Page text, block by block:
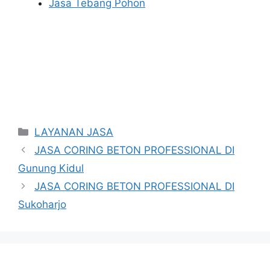
Jasa Tebang Pohon
Categories
LAYANAN JASA
JASA CORING BETON PROFESSIONAL DI
Gunung Kidul
JASA CORING BETON PROFESSIONAL DI
Sukoharjo